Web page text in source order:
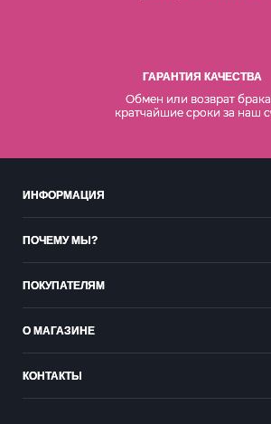
ГАРАНТИЯ КАЧЕСТВА
Обмен или возврат
кратчайшие сроки за наш
ИНФОРМАЦИЯ
ПОЧЕМУ МЫ?
ПОКУПАТЕЛЯМ
О МАГАЗИНЕ
КОНТАКТЫ